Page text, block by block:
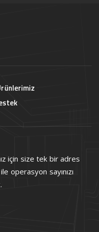
için size tek bir adres
operasyon sayınızı